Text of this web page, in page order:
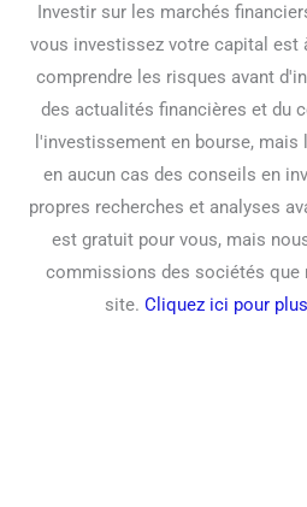
Investir sur les marchés
vous investissez votre capital est
comprendre les risques avant
des actualités financières et du
l'investissement en bourse,
en aucun cas des conseils en
propres recherches et analyses
est gratuit pour vous, mais
commissions des sociétés que
site. Cliquez ici pour